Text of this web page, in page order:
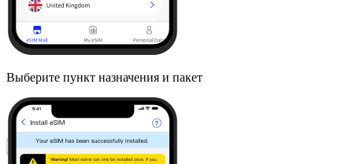
Выберите пункт назначения и пакет